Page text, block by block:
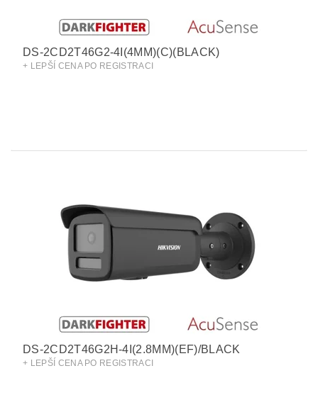
DS-2CD2T46G2-4I(4MM)(C)(BLACK)
+ LEPŠÍ CENA PO REGISTRACI
DS-2CD2T46G2H-4I(2.8MM)(EF)/BLACK
+ LEPŠÍ CENA PO REGISTRACI